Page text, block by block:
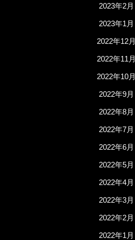
2023年2月
2023年1月
2022年12月
2022年11月
2022年10月
2022年9月
2022年8月
2022年7月
2022年6月
2022年5月
2022年4月
2022年3月
2022年2月
2022年1月